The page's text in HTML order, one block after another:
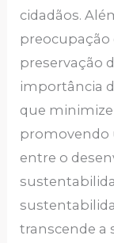
cidadãos.
preocupação
preservação
importância
que
promovendo
entre o
transcende a